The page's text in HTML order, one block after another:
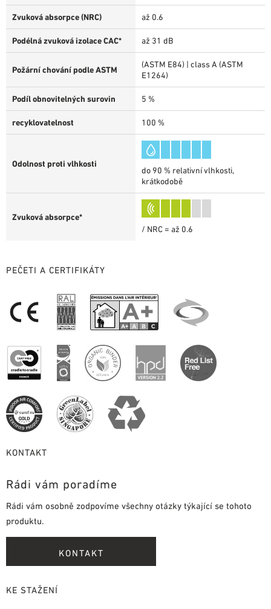
Zvuková absorpce (NRC) až 0.6
Podélná zvuková izolace CAC* až 31 dB
Požární chování podle ASTM
(ASTM E84) | class A (ASTM
E1264)
Podíl obnovitelných surovin 5 %
recyklovatelnost 100 %
Odolnost proti vlhkosti
do 90 % relativní vlhkosti,
krátkodobě
Zvuková absorpce*
/ NRC = až 0.6
PEČETI A CERTIFIKÁTY
KONTAKT
Rádi vám poradíme
Rádi vám osobně zodpovíme všechny otázky týkající se tohoto
produktu.
KONTAKT
KE STAŽENÍ